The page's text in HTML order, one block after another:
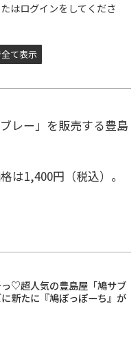
はログインをしてくださ
て表示
レー」を販売する豊島
は1,400円（税込）。
♡超人気の豊島屋「鳩サブ
新たに『鳩ぽっぽーち』が